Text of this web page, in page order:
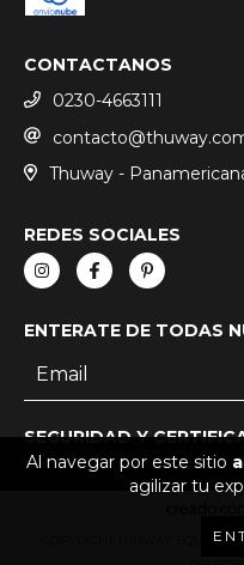
Al navegar por este sitio
agilizar tu
CONTACTANOS
0230-4663111
Thuway -
REDES SOCIALES
ENTERATE DE TODAS
SEGURIDAD Y
COPYRIGHT THUWAY